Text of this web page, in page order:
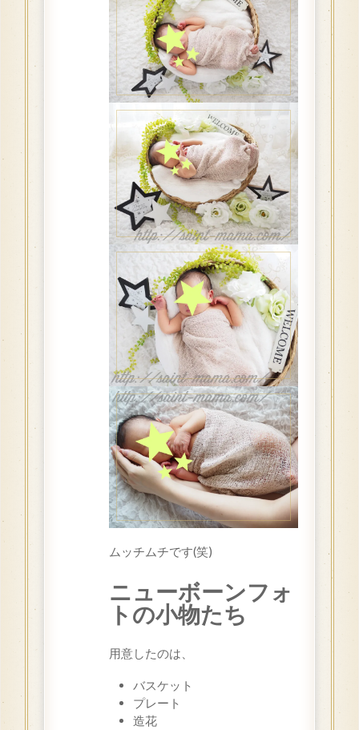
ムッチムチです(笑)
ニューボーンフォ
トの小物たち
用意したのは、
バスケット
プレート
造花